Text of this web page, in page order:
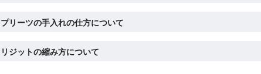
プリーツの手入れの仕方について
リジットの縮み方について